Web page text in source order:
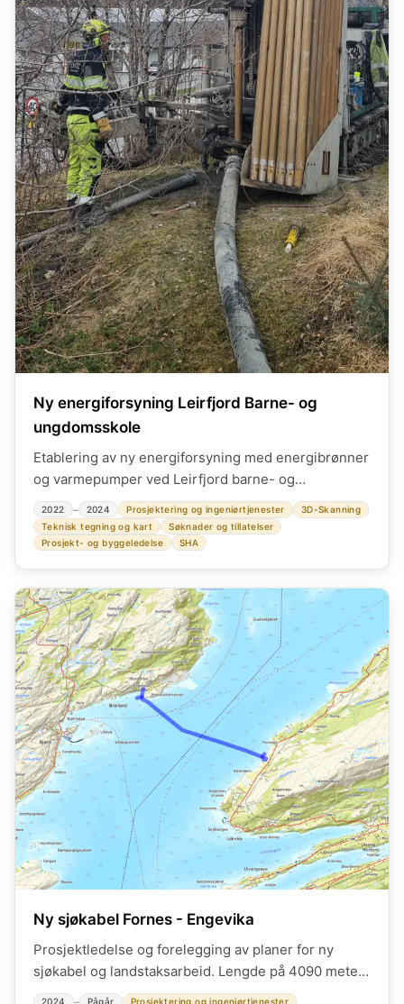
Ny energiforsyning Leirfjord Barne- og
ungdomsskole
Etablering av ny energiforsyning med energibrønner
og varmepumper ved Leirfjord barne- og
ungdomsskole. Bistand offentlig anskaffelse,
kontrahering. Rolle som byggherreombud og SHA-
koordinator under utførelse.
2022 – 2024 Prosjektering og ingeniørtjenester
3D-Skanning
Teknisk tegning og kart
Søknader og tillatelser
Prosjekt- og byggeledelse
SHA
Ny sjøkabel Fornes - Engevika
Prosjektledelse og forelegging av planer for ny
sjøkabel og landstaksarbeid. Lengde på 4090 meter.
Myndighets og interessent håndtering. Kraftsensitiv
2024 Pågår
Prosjektering og ingeniørtjenester